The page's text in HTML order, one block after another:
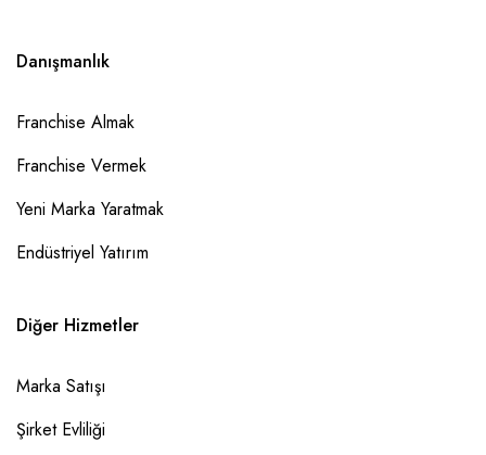
Danışmanlık
Franchise Almak
Franchise Vermek
Yeni Marka Yaratmak
Endüstriyel Yatırım
Diğer Hizmetler
Marka Satışı
Şirket Evliliği